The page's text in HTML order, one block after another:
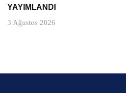
YAYIMLANDI
3 Ağustos 2026